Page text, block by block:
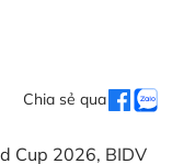
Chia sẻ qua
Cup 2026, BIDV